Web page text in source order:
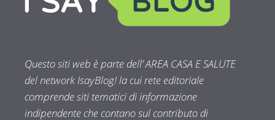
Questo siti web è parte dell’ AREA CASA E SALUTE
del network IsayBlog! la cui rete editoriale
comprende siti tematici di informazione
indipendente che contano sul contributo di